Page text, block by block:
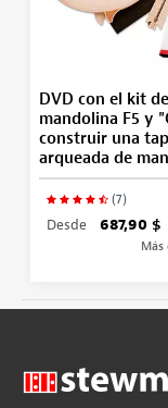
DVD con el kit de
mandolina F5 y
construir una
arqueada de
(7)
Desde 687,90 $
Más